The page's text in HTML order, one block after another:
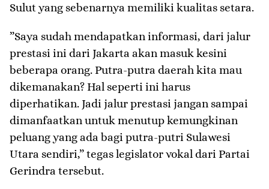
Sulut yang sebenarnya memiliki kualitas setara.
​”Saya sudah mendapatkan informasi, dari jalur
prestasi ini dari Jakarta akan masuk kesini
beberapa orang. Putra-putra daerah kita mau
dikemanakan? Hal seperti ini harus
diperhatikan. Jadi jalur prestasi jangan sampai
dimanfaatkan untuk menutup kemungkinan
peluang yang ada bagi putra-putri Sulawesi
Utara sendiri,” tegas legislator vokal dari Partai
Gerindra tersebut.